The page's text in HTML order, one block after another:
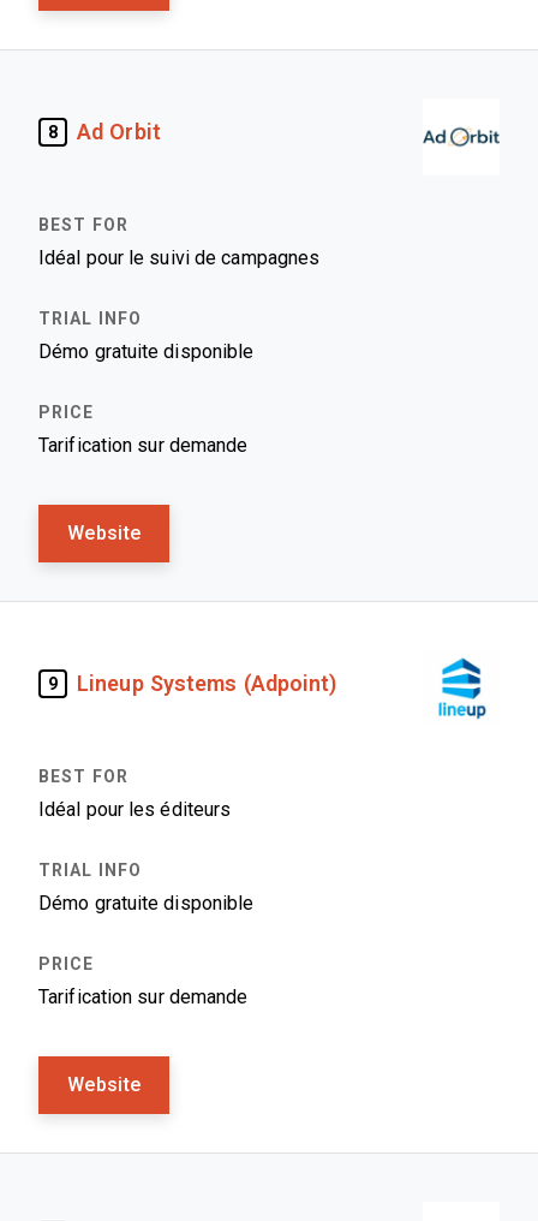
8 Ad Orbit
Idéal pour le suivi de campagnes
Démo gratuite disponible
Tarification sur demande
Website
9 Lineup Systems (Adpoint)
Idéal pour les éditeurs
Démo gratuite disponible
Tarification sur demande
Website